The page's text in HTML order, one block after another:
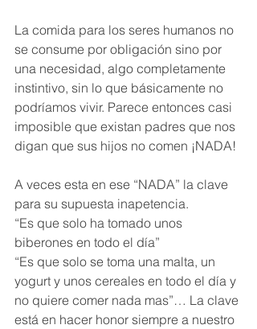
La comida para los seres humanos no
se consume por obligación sino por
una necesidad, algo completamente
instintivo, sin lo que básicamente no
podríamos vivir. Parece entonces casi
imposible que existan padres que nos
digan que sus hijos no comen ¡NADA!
A veces esta en ese “NADA” la clave
para su supuesta inapetencia.
“Es que solo ha tomado unos
biberones en todo el día”
“Es que solo se toma una malta, un
yogurt y unos cereales en todo el día y
no quiere comer nada mas”… La clave
está en hacer honor siempre a nuestro